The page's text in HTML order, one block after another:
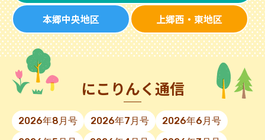
本郷中央地区 上郷西・東地区
にこりんく通信
2026年8月号 2026年7月号
2026年6月号